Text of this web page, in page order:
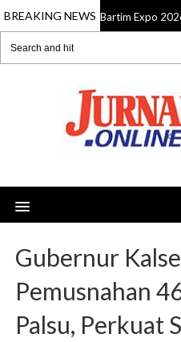
BREAKING NEWS
08 Aug 2026 Bartim Expo
Gubernur
Pemusnahan
Palsu, Perkuat